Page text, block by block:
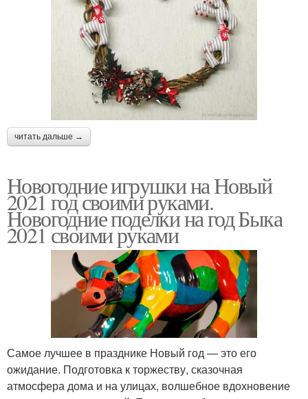
читать дальше →
Новогодние игрушки на Новый
2021 год своими руками.
Новогодние поделки на год Быка
2021 своими руками
Самое лучшее в празднике Новый год — это его
ожидание. Подготовка к торжеству, сказочная
атмосфера дома и на улицах, волшебное вдохновение